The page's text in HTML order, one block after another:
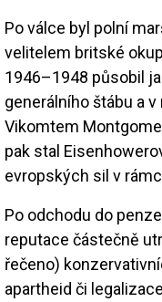
Po válce byl polní
velitelem britské
1946–1948 působil
generálního štábu a
Vikomtem
pak stal
evropských sil v
Po odchodu do
reputace částečně
řečeno)
apartheid či